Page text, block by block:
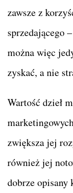
zawsze z
sprzedającego –
można więc
zyskać, a nie
Wartość dzieł
zwiększa jej
również jej
dobrze